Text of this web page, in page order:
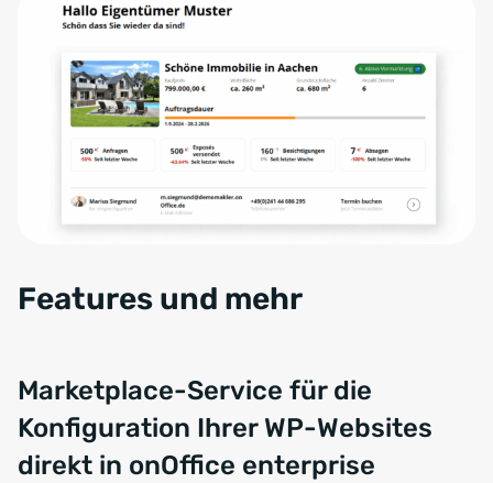
Features und mehr
Marketplace-Service für die
Konfiguration Ihrer WP-Websites
direkt in onOffice enterprise